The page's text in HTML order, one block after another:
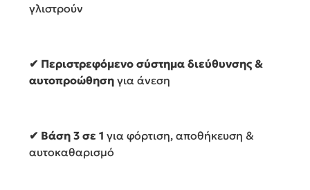
γλιστρούν
✔ Περιστρεφόμενο σύστημα διεύθυνσης &
αυτοπροώθηση για άνεση
✔ Βάση 3 σε 1 για φόρτιση, αποθήκευση &
αυτοκαθαρισμό